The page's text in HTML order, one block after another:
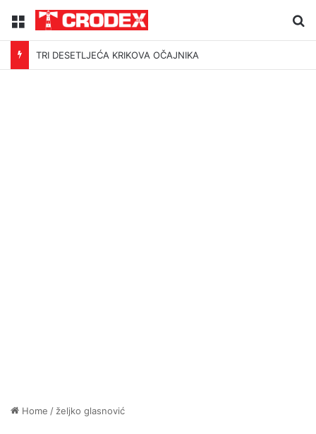
Menu
TRI DESETLJEĆA KRIKOVA OČAJNIKA
Home / željko glasnović